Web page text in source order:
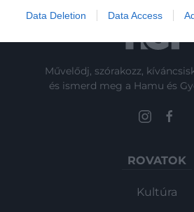
Data Deletion Data Access
Művelődj, szórakozz,
és ismerd meg a Hamu és
ROVATOK
Kultúra